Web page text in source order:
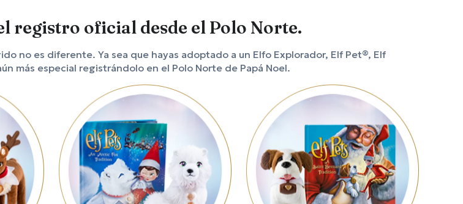
registro oficial desde el Polo Norte.
no es diferente. Ya sea que hayas adoptado a un Elfo Explorador, Elf Pet®, Elf
más especial registrándolo en el Polo Norte de Papá Noel.